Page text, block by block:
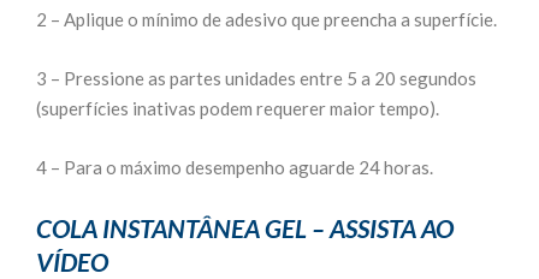
2 – Aplique o mínimo de adesivo que preencha a superfície.
3 – Pressione as partes unidades entre 5 a 20 segundos
(superfícies inativas podem requerer maior tempo).
4 – Para o máximo desempenho aguarde 24 horas.
COLA INSTANTÂNEA GEL – ASSISTA AO
VÍDEO